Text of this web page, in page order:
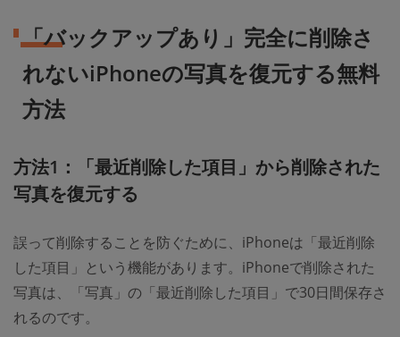
「バックアップあり」完全に削除さ
れないiPhoneの写真を復元する無料
方法
方法1：「最近削除した項目」から削除された
写真を復元する
誤って削除することを防ぐために、iPhoneは「最近削除
した項目」という機能があります。iPhoneで削除された
写真は、「写真」の「最近削除した項目」で30日間保存さ
れるのです。